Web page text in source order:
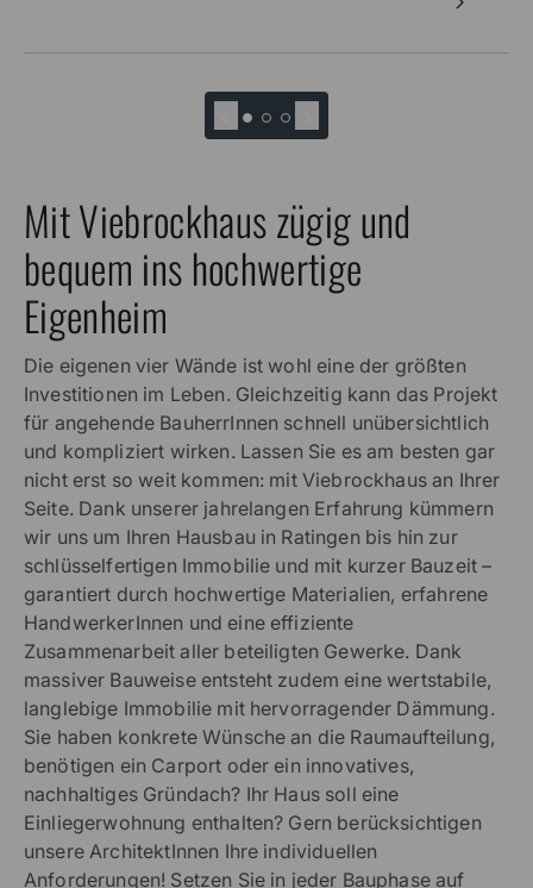
Mit Viebrockhaus zügig und
bequem ins hochwertige
Eigenheim
Die eigenen vier Wände ist wohl eine der größten
Investitionen im Leben. Gleichzeitig kann das Projekt
für angehende BauherrInnen schnell unübersichtlich
und kompliziert wirken. Lassen Sie es am besten gar
nicht erst so weit kommen: mit Viebrockhaus an Ihrer
Seite. Dank unserer jahrelangen Erfahrung kümmern
wir uns um Ihren Hausbau in Ratingen bis hin zur
schlüsselfertigen Immobilie und mit kurzer Bauzeit –
garantiert durch hochwertige Materialien, erfahrene
HandwerkerInnen und eine effiziente
Zusammenarbeit aller beteiligten Gewerke. Dank
massiver Bauweise entsteht zudem eine wertstabile,
langlebige Immobilie mit hervorragender Dämmung.
Sie haben konkrete Wünsche an die Raumaufteilung,
benötigen ein Carport oder ein innovatives,
nachhaltiges Gründach? Ihr Haus soll eine
Einliegerwohnung enthalten? Gern berücksichtigen
unsere ArchitektInnen Ihre individuellen
Anforderungen! Setzen Sie in jeder Bauphase auf